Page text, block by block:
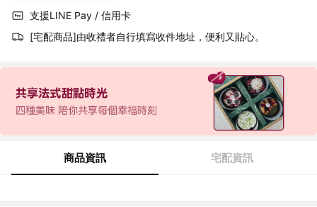
支援LINE Pay / 信用卡
[宅配商品]由收禮者自行填寫收件地址，便利又貼心。
商品資訊 宅配資訊